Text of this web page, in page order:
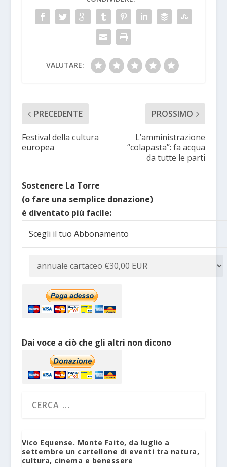
VALUTARE:
PRECEDENTE
Festival della cultura
europea
PROSSIMO
L’amministrazione
“colapasta”: fa acqua
da tutte le parti
Sostenere La Torre
(o fare una semplice donazione)
è diventato più facile:
Scegli il tuo Abbonamento
Dai voce a ciò che gli altri non dicono
Vico Equense. Monte Faito, da luglio a
settembre un cartellone di eventi tra natura,
cultura, cinema e benessere